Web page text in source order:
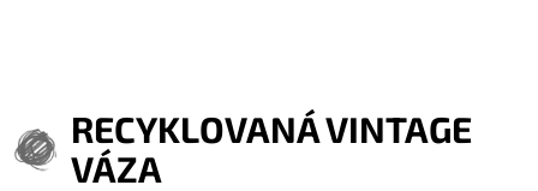
RECYKLOVANÁ VINTAGE
VÁZA